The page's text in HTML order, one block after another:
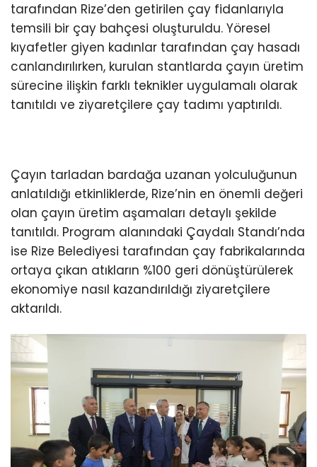
tarafından Rize’den getirilen çay fidanlarıyla
temsili bir çay bahçesi oluşturuldu. Yöresel
kıyafetler giyen kadınlar tarafından çay hasadı
canlandırılırken, kurulan stantlarda çayın üretim
sürecine ilişkin farklı teknikler uygulamalı olarak
tanıtıldı ve ziyaretçilere çay tadımı yaptırıldı.
Çayın tarladan bardağa uzanan yolculuğunun
anlatıldığı etkinliklerde, Rize’nin en önemli değeri
olan çayın üretim aşamaları detaylı şekilde
tanıtıldı. Program alanındaki Çaydalı Standı’nda
ise Rize Belediyesi tarafından çay fabrikalarında
ortaya çıkan atıkların %100 geri dönüştürülerek
ekonomiye nasıl kazandırıldığı ziyaretçilere
aktarıldı.